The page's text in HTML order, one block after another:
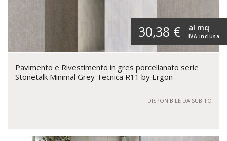
30,38 € IVA inclusa
al mq
Pavimento e Rivestimento in gres porcellanato serie
Stonetalk Minimal Grey Tecnica R11 by Ergon
DISPONIBILE DA SUBITO